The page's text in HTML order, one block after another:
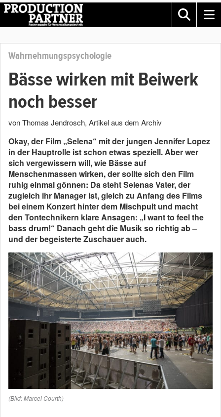
Wahrnehmungspsychologie
Bässe wirken mit Beiwerk
noch besser
von Thomas Jendrosch, Artikel aus dem Archiv
Okay, der Film „Selena“ mit der jungen Jennifer Lopez
in der Hauptrolle ist schon etwas speziell. Aber wer
sich vergewissern will, wie Bässe auf
Menschenmassen wirken, der sollte sich den Film
ruhig einmal gönnen: Da steht Selenas Vater, der
zugleich ihr Manager ist, gleich zu Anfang des Films
bei einem Konzert hinter dem Mischpult und macht
den Tontechnikern klare Ansagen: „I want to feel the
bass drum!“ Danach geht die Musik so richtig ab –
und der begeisterte Zuschauer auch.
(Bild: Marcel Courth)